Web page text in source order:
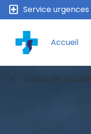
local_hospital Service
Accueil
chevron_left Toutes les